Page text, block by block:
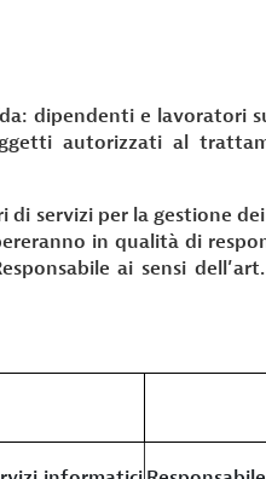
dipendenti e lavoratori
autorizzati al
servizi per la gestione
in qualità di
ai sensi